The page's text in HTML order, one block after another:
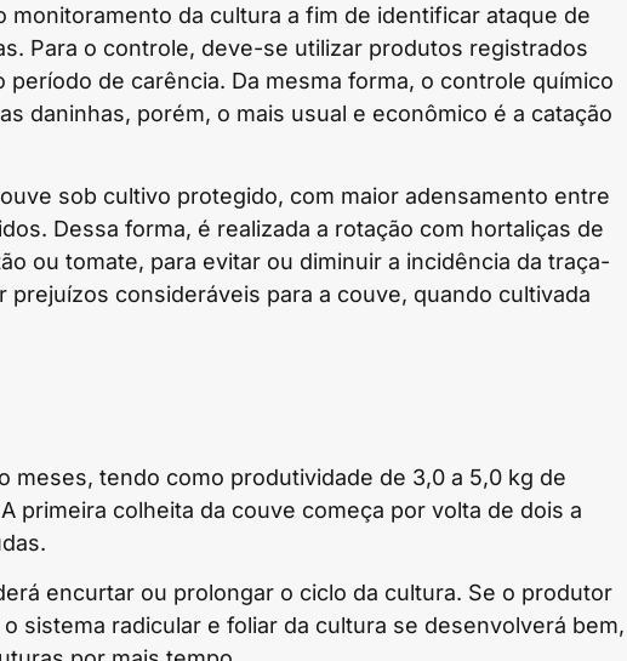
monitoramento da cultura a fim de identificar ataque de
Para o controle, deve-se utilizar produtos registrados
período de carência. Da mesma forma, o controle químico
daninhas, porém, o mais usual e econômico é a catação
sob cultivo protegido, com maior adensamento entre
Dessa forma, é realizada a rotação com hortaliças de
ou tomate, para evitar ou diminuir a incidência da traça-
consideráveis para a couve, quando cultivada
meses, tendo como produtividade de 3,0 a 5,0 kg de
primeira colheita da couve começa por volta de dois a
encurtar ou prolongar o ciclo da cultura. Se o produtor
sistema radicular e foliar da cultura se desenvolverá bem,